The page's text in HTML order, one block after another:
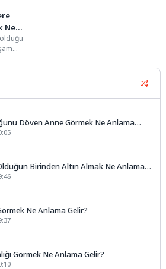
Ne
Döven Anne Görmek Ne Anlama
Birinden Altın Almak Ne Anlama
Ne Anlama Gelir?
Görmek Ne Anlama Gelir?